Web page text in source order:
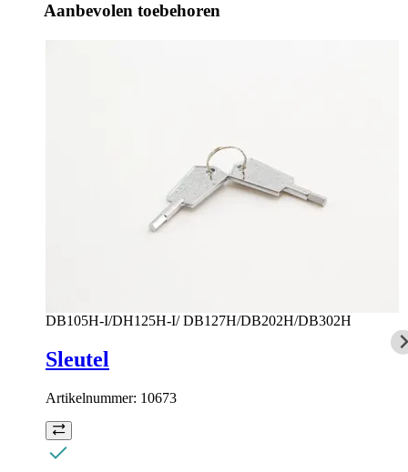
Aanbevolen toebehoren
DB105H-I/DH125H-I/ DB127H/DB202H/DB302H
Sleutel
Artikelnummer: 10673